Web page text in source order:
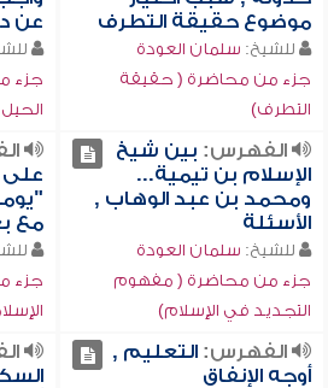
موضوع حقيقة التطرف
للشيخ: سلمان العودة
جزء من محاضرة ( حقيقة
التطرف)
عن
جزء
الفهرس: بين شيخ
الإسلام بن تيمية...
ومحمد بن عبد الوهاب ,
الأسئلة
للشيخ: سلمان العودة
جزء من محاضرة ( مفهوم
التجديد في الإسلام)
على
مع
جزء
الفهرس:التعليم ,
أوجه الإنفاق